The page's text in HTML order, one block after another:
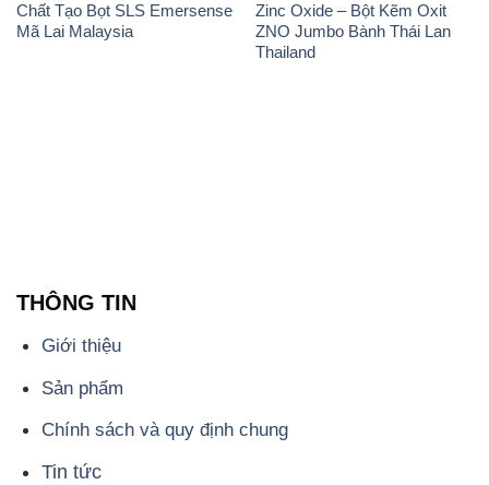
Chất Tạo Bọt SLS Emersense
Mã Lai Malaysia
Zinc Oxide – Bột Kẽm Oxit
ZNO Jumbo Bành Thái Lan
Thailand
THÔNG TIN
Giới thiệu
Sản phẩm
Chính sách và quy định chung
Tin tức